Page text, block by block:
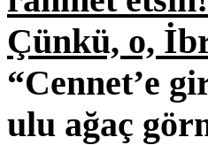
Çünkü, o,
“Cennet’e
ulu ağaç